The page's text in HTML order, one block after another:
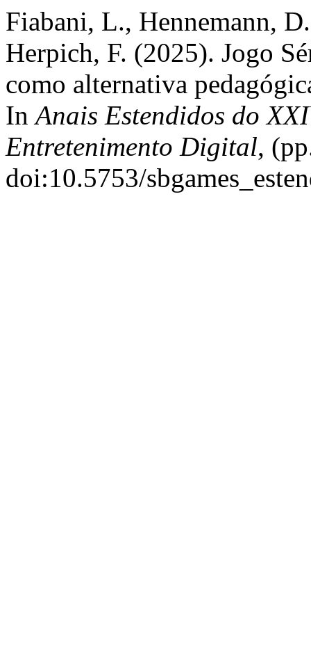
Fiabani, L., Hennemann,
Herpich, F. (2025). Jogo
como alternativa
InAnais Estendidos do
Entretenimento Digital,
doi:10.5753/